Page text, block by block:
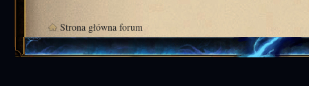
Strona główna forum